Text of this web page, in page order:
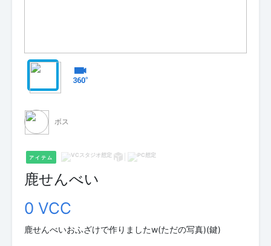
ボス
アイテム
鹿せんべい
0 VCC
鹿せんべいおふざけで作りましたw(ただの写真)(鍵)